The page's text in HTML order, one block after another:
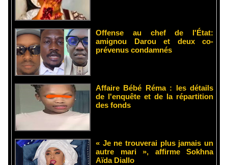
Offense au chef de l'État:
amignou Darou et deux co-
prévenus condamnés
Affaire Bébé Réma : les détails
de l'enquête et de la répartition
des fonds
« Je ne trouverai plus jamais un
autre mari », affirme Sokhna
Aïda Diallo